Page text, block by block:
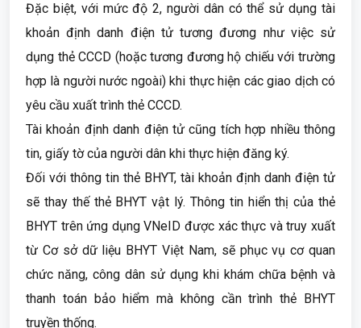
Đặc biệt, với mức độ 2, người dân có thể sử dụng tài
khoản định danh điện tử tương đương như việc sử
dụng thẻ CCCD (hoặc tương đương hộ chiếu với trường
hợp là người nước ngoài) khi thực hiện các giao dịch có
yêu cầu xuất trình thẻ CCCD.
Tài khoản định danh điện tử cũng tích hợp nhiều thông
tin, giấy tờ của người dân khi thực hiện đăng ký.
Đối với thông tin thẻ BHYT, tài khoản định danh điện tử
sẽ thay thế thẻ BHYT vật lý. Thông tin hiển thị của thẻ
BHYT trên ứng dụng VNeID được xác thực và truy xuất
từ Cơ sở dữ liệu BHYT Việt Nam, sẽ phục vụ cơ quan
chức năng, công dân sử dụng khi khám chữa bệnh và
thanh toán bảo hiểm mà không cần trình thẻ BHYT
truyền thống.